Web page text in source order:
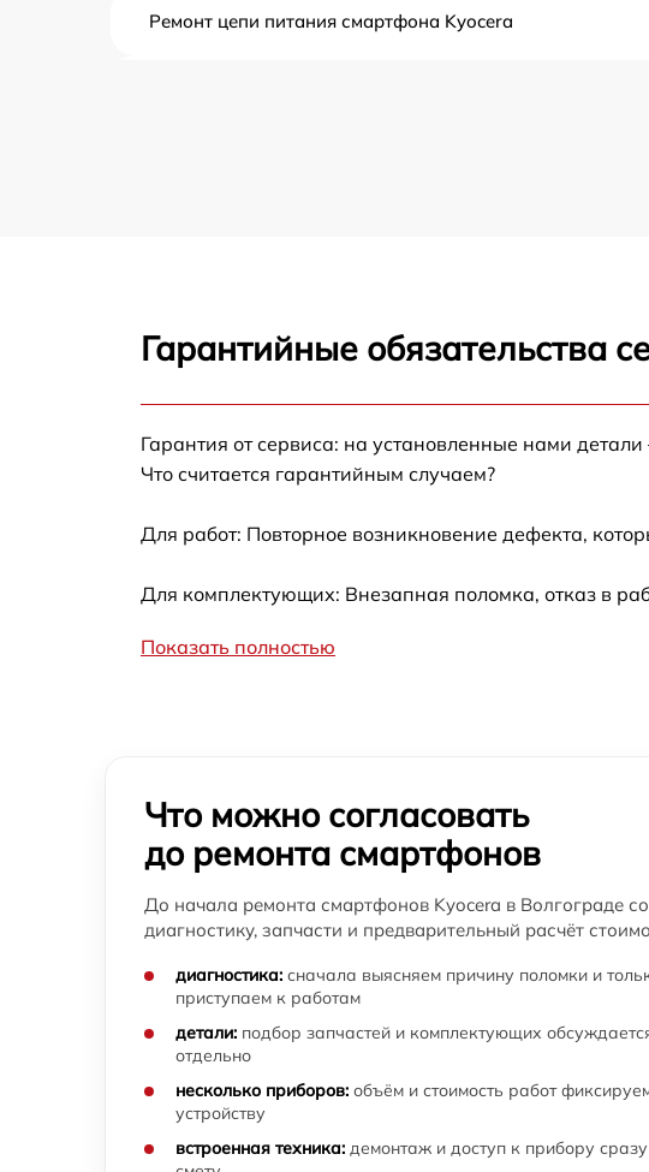
Ремонт цепи питания смартфона Kyocera
Прошивка / разблокировка смартфона
Kyocera
Замена контроллера питания смартфона
Замена вибромотора смартфона Kyocera
Русификация смартфона Kyocera
Kyocera
Настройка программ смартфона Kyocera
Восстановление ОС смартфона Kyocera
Замена разъема карты памяти смартфона
Гарантийные обязательства
Гарантия от сервиса: на установленные нами
Что считается гарантийным случаем?
Для работ: Повторное возникновение дефекта,
Для комплектующих: Внезапная поломка, отказ в
Показать полностью
Что можно согласовать
до ремонта смартфонов
До начала ремонта смартфонов Kyocera в Волгограде
диагностику, запчасти и предварительный расчёт
диагностика: сначала выясняем причину поломки и
приступаем к работам
детали: подбор запчастей и комплектующих
отдельно
несколько приборов: объём и стоимость работ
устройству
встроенная техника: демонтаж и доступ к прибору